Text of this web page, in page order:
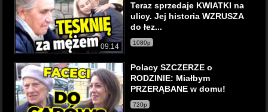
09:14
Teraz sprzedaje KWIATKI na
ulicy. Jej historia WZRUSZA
do łez...
1080p
Polacy SZCZERZE o
RODZINIE: Miałbym
PRZERĄBANE w domu!
720p